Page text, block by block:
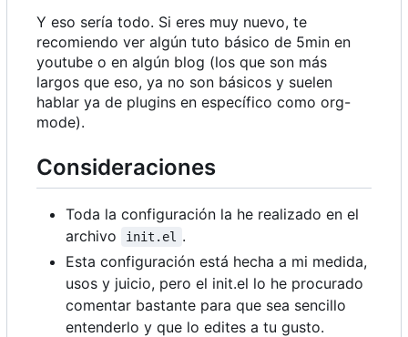
Y eso sería todo. Si eres muy nuevo, te
recomiendo ver algún tuto básico de 5min en
youtube o en algún blog (los que son más
largos que eso, ya no son básicos y suelen
hablar ya de plugins en específico como org-
mode).
Consideraciones
Toda la configuración la he realizado en el
archivo
init.el
.
Esta configuración está hecha a mi medida,
usos y juicio, pero el init.el lo he procurado
comentar bastante para que sea sencillo
entenderlo y que lo edites a tu gusto.